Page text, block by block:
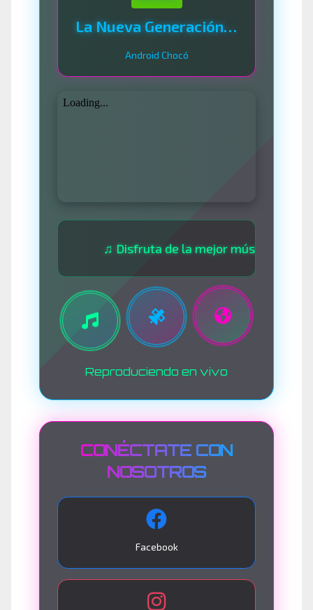
La Nueva Generación Del Sistema
Android Chocó
♫ Disfruta de la mejor música las 24 horas ♫
Reproduciendo en vivo
CONÉCTATE CON
NOSOTROS
Facebook